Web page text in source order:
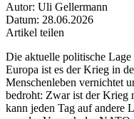
Autor: Uli Gellermann
Datum: 28.06.2026
Artikel teilen
Die aktuelle politische
Europa ist es der Krieg in
Menschenleben vernichtet
bedroht: Zwar ist der Krieg
kann jeden Tag auf andere